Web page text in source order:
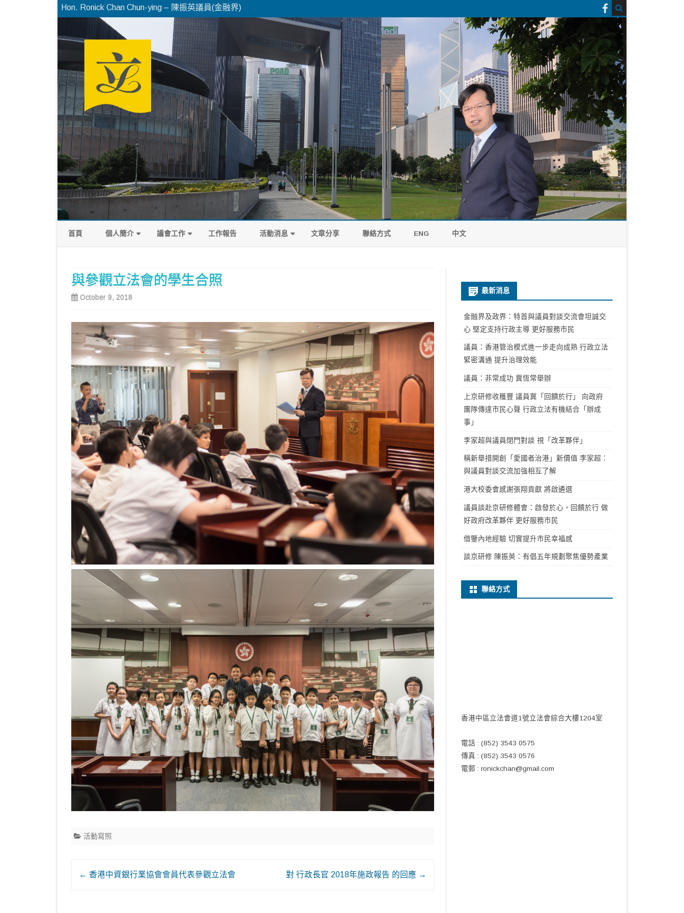
Hon. Ronick Chan Chun-ying – 陳振英議員(金融界)
content
首頁 個人簡介
關注議題
議會工作 工作報告 活動消息 文章分享 聯絡方式 ENG 中文
與參觀立法會的學生合照
October 9, 2018
活動寫照
← 香港中資銀行業協會會員代表參觀立法會 對 行政長官 2018年施政報告 的回應 →
最新消息
金融界及政界：特首與議員對談交流會坦誠交
心 堅定支持行政主導 更好服務市民
議員：香港管治模式進一步走向成熟 行政立法
緊密溝通 提升治理效能
議員：非常成功 冀恆常舉辦
上京研修收穫豐 議員冀「回饋於行」 向政府
團隊傳達市民心聲 行政立法有機結合「辦成
事」
李家超與議員閉門對談 視「改革夥伴」
稱新舉措開創「愛國者治港」新價值 李家超：
與議員對談交流加強相互了解
港大校委會感謝張翔貢獻 將啟遴選
議員談赴京研修體會：啟發於心，回饋於行 做
好政府改革夥伴 更好服務市民
借鑒內地經驗 切實提升市民幸福感
談京研修 陳振英：有倡五年規劃聚焦優勢產業
聯絡方式
香港中區立法會道1號立法會綜合大樓1204室
電話 : (852) 3543 0575
傳真 : (852) 3543 0576
電郵 : ronickchan@gmail.com